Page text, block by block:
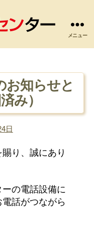
メニュー
知らせと
み）
日
り、誠にあり
の電話設備に
話がつながら